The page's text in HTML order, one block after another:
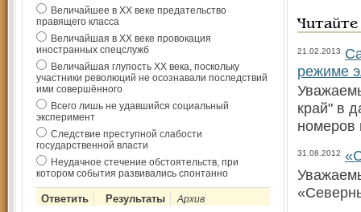
Величайшее в ХХ веке предательство
правящего класса
Величайшая в ХХ веке провокация
иностранных спецслужб
Величайшая глупость ХХ века, поскольку
участники революций не осознавали последствий
ими совершённого
Всего лишь не удавшийся социальный
эксперимент
Следствие преступной слабости
государственной власти
Неудачное стечение обстоятельств, при
котором события развивались спонтанно
Архив
21.02.2013
режиме
край" в
номеров
31.08.2012